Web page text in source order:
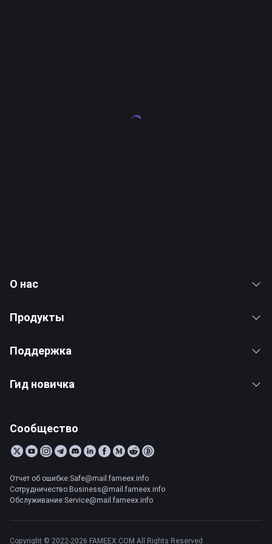
О нас
Продукты
Поддержка
Гид новичка
Сообщество
Отчет об ошибке:Safe@mail.fameex.info
Сотрудничество:Business@mail.fameex.info
Обслуживание:Service@mail.fameex.info
Copyright © 2022-2026 FAMEEX.COM All Rights Reserved